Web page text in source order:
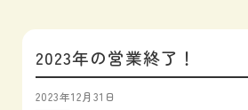
2023年の営業終了！
2023年12月31日